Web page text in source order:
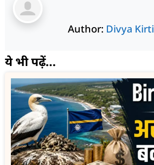
Author: Divya Kirti
ये भी पढ़ें...